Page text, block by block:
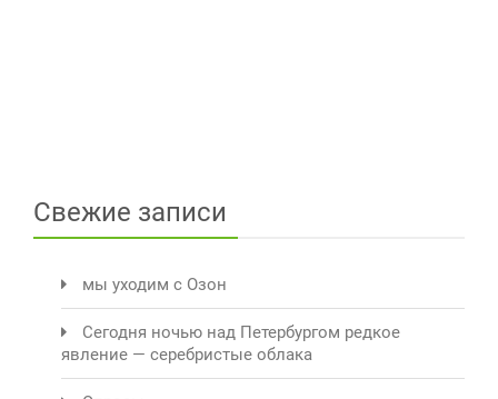
Свежие записи
мы уходим с Озон
Сегодня ночью над Петербургом редкое
явление — серебристые облака